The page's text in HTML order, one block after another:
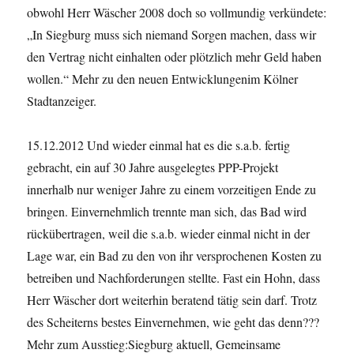
obwohl Herr Wäscher 2008 doch so vollmundig verkündete:
„In Siegburg muss sich niemand Sorgen machen, dass wir
den Vertrag nicht einhalten oder plötzlich mehr Geld haben
wollen.“ Mehr zu den neuen Entwicklungenim Kölner
Stadtanzeiger.
15.12.2012 Und wieder einmal hat es die s.a.b. fertig
gebracht, ein auf 30 Jahre ausgelegtes PPP-Projekt
innerhalb nur weniger Jahre zu einem vorzeitigen Ende zu
bringen. Einvernehmlich trennte man sich, das Bad wird
rückübertragen, weil die s.a.b. wieder einmal nicht in der
Lage war, ein Bad zu den von ihr versprochenen Kosten zu
betreiben und Nachforderungen stellte. Fast ein Hohn, dass
Herr Wäscher dort weiterhin beratend tätig sein darf. Trotz
des Scheiterns bestes Einvernehmen, wie geht das denn???
Mehr zum Ausstieg:Siegburg aktuell, Gemeinsame